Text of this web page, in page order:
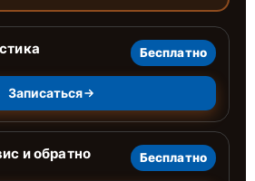
Бесплатно
Записаться
и обратно Бесплатно